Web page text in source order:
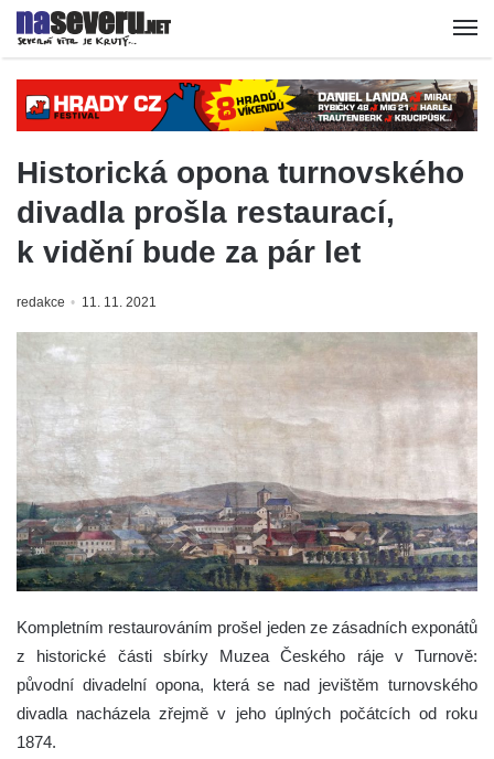
Historická opona turnovského
divadla prošla restaurací,
k vidění bude za pár let
redakce 11. 11. 2021
Kompletním restaurováním prošel jeden ze zásadních exponátů
z historické části sbírky Muzea Českého ráje v Turnově:
původní divadelní opona, která se nad jevištěm turnovského
divadla nacházela zřejmě v jeho úplných počátcích od roku
1874.